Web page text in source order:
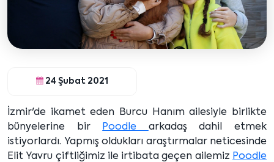
24 Şubat 2021
İzmir'de ikamet eden Burcu Hanım ailesiyle birlikte
bünyelerine bir
Poodle arkadaş dahil etmek
istiyorlardı. Yapmış oldukları araştırmalar neticesinde
Elit Yavru çiftliğimiz ile irtibata geçen ailemiz Poodle